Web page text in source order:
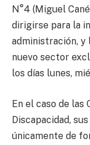
N°4 (Miguel
dirigirse para la
administración, y
nuevo sector
los días lunes,
En el caso de las
Discapacidad,
únicamente de